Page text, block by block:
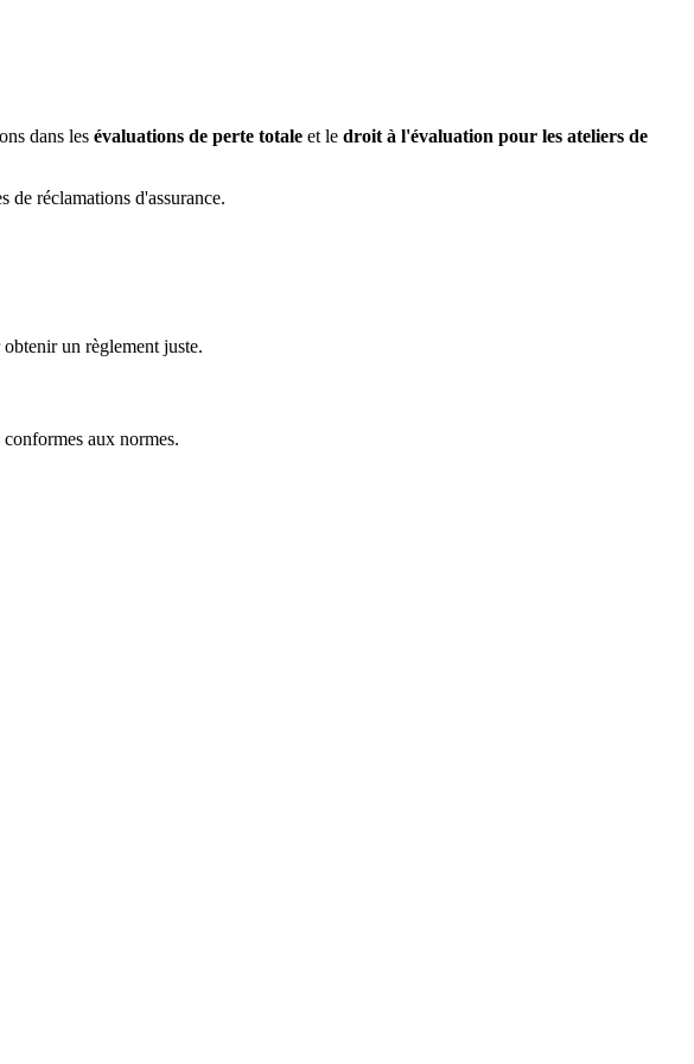
dans les évaluations de perte totale et le droit à l'évaluation pour les ateliers de
de réclamations d'assurance.
un règlement juste.
aux normes.